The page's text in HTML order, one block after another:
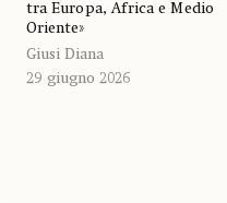
tra Europa, Africa e Medio
Oriente»
Giusi Diana
29 giugno 2026